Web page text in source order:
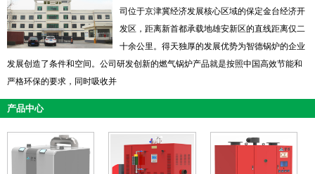
司位于京津冀经济发展核心区域的保定金台经济开
发区，距离新首都承载地雄安新区的直线距离仅二
十余公里。得天独厚的发展优势为智德锅炉的企业
发展创造了条件和空间。公司研发创新的燃气锅炉产品就是按照中国高效节能和
严格环保的要求，同时吸收并
产品中心